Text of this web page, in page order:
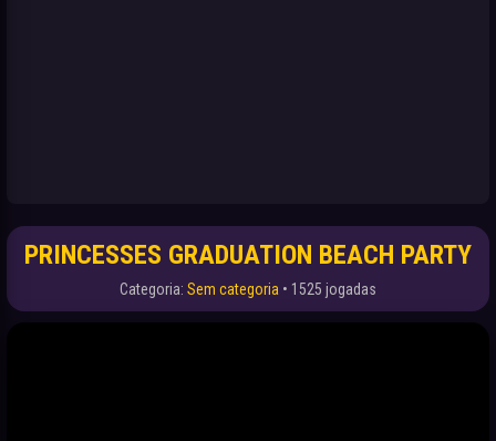
PRINCESSES GRADUATION BEACH PARTY
Categoria: Sem categoria • 1525 jogadas